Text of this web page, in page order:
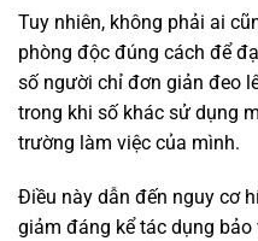
Tuy nhiên, không phải ai
phòng độc đúng cách để
số người chỉ đơn giản đeo
trong khi số khác sử dụng
trường làm việc của mình.
Điều này dẫn đến nguy cơ
giảm đáng kể tác dụng